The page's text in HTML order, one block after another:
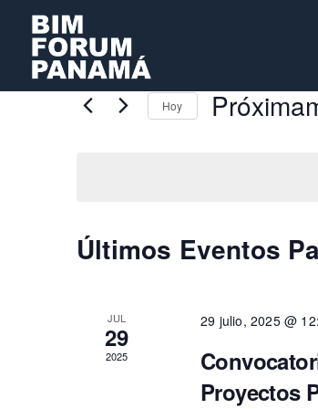
Hoy
Últimos Eventos
JUL
29
2025
29 julio, 2025 @
Proyectos